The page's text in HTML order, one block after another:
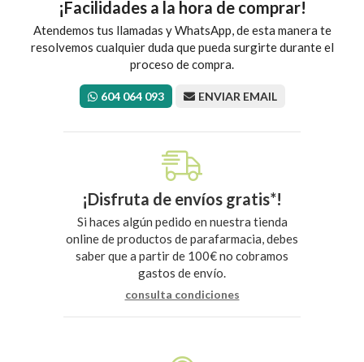
¡Facilidades a la hora de comprar!
Atendemos tus llamadas y WhatsApp, de esta manera te
resolvemos cualquier duda que pueda surgirte durante el
proceso de compra.
604 064 093 ENVIAR EMAIL
¡Disfruta de envíos gratis*!
Si haces algún pedido en nuestra tienda
online de productos de parafarmacia, debes
saber que a partir de 100€ no cobramos
gastos de envío.
consulta condiciones